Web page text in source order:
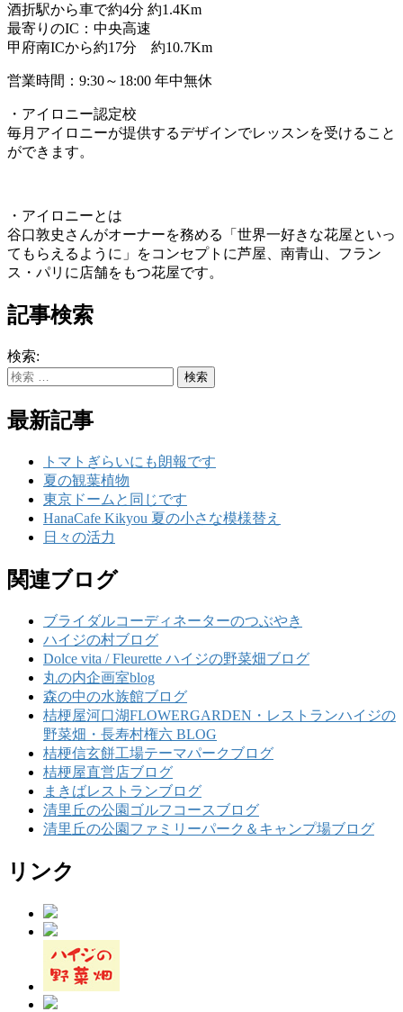
酒折駅から車で約4分 約1.4Km
最寄りのIC：中央高速
甲府南ICから約17分 約10.7Km
営業時間：9:30～18:00 年中無休
・アイロニー認定校
毎月アイロニーが提供するデザインでレッスンを受けること
ができます。
・アイロニーとは
谷口敦史さんがオーナーを務める「世界一好きな花屋といっ
てもらえるように」をコンセプトに芦屋、南青山、フラン
ス・パリに店舗をもつ花屋です。
記事検索
検索:
最新記事
トマトぎらいにも朗報です
夏の観葉植物
東京ドームと同じです
HanaCafe Kikyou 夏の小さな模様替え
日々の活力
関連ブログ
ブライダルコーディネーターのつぶやき
ハイジの村ブログ
Dolce vita / Fleurette ハイジの野菜畑ブログ
丸の内企画室blog
森の中の水族館ブログ
桔梗屋河口湖FLOWERGARDEN・レストランハイジの
野菜畑・長寿村権六 BLOG
桔梗信玄餅工場テーマパークブログ
桔梗屋直営店ブログ
まきばレストランブログ
清里丘の公園ゴルフコースブログ
清里丘の公園ファミリーパーク＆キャンプ場ブログ
リンク